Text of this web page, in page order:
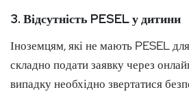
3. Відсутність PESEL у дитини
Іноземцям, які не мають PESEL
складно подати заявку через
випадку необхідно звертатися